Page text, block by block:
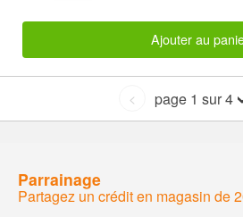
Ajouter au
< page 1 sur 4
Parrainage
Partagez un crédit en magasin de